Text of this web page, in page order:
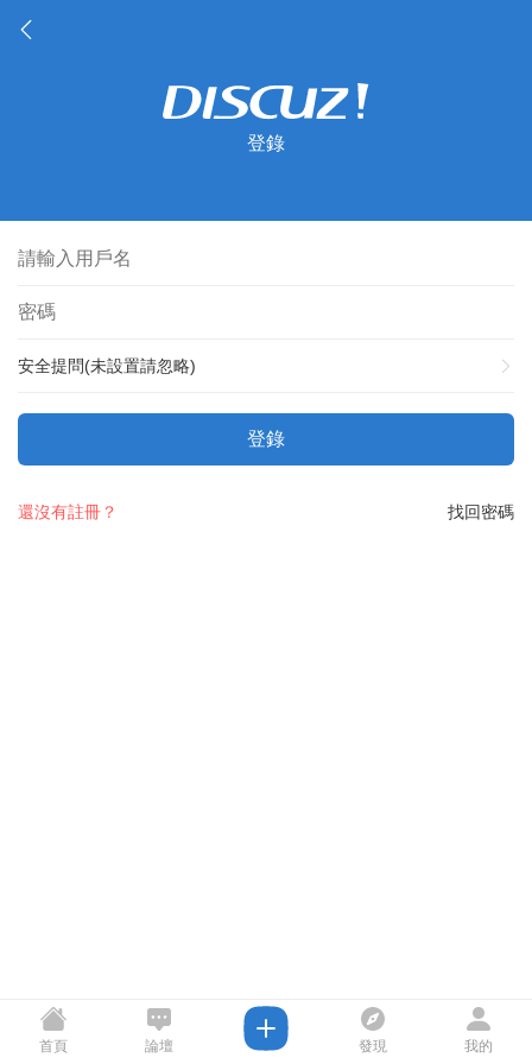
登錄
安全提問(未設置請忽略)
登錄
找回密碼
還沒有註冊？
首頁 論壇 發現 我的